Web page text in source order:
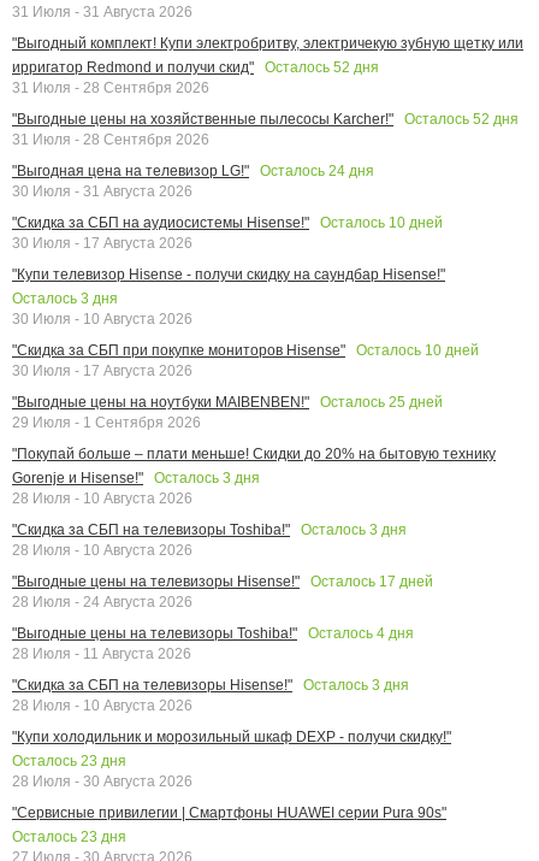
31 Июля - 31 Августа 2026
"Выгодный комплект! Купи электробритву, электричекую зубную щетку или
ирригатор Redmond и получи скид"
Осталось 52 дня
31 Июля - 28 Сентября 2026
"Выгодные цены на хозяйственные пылесосы Karcher!"
Осталось 52 дня
31 Июля - 28 Сентября 2026
"Выгодная цена на телевизор LG!"
Осталось 24 дня
30 Июля - 31 Августа 2026
"Скидка за СБП на аудиосистемы Hisense!"
Осталось 10 дней
30 Июля - 17 Августа 2026
"Купи телевизор Hisense - получи скидку на саундбар Hisense!"
Осталось 3 дня
30 Июля - 10 Августа 2026
"Скидка за СБП при покупке мониторов Hisense"
Осталось 10 дней
30 Июля - 17 Августа 2026
"Выгодные цены на ноутбуки MAIBENBEN!"
Осталось 25 дней
29 Июля - 1 Сентября 2026
"Покупай больше – плати меньше! Скидки до 20% на бытовую технику
Gorenje и Hisense!"
Осталось 3 дня
28 Июля - 10 Августа 2026
"Скидка за СБП на телевизоры Toshiba!"
Осталось 3 дня
28 Июля - 10 Августа 2026
"Выгодные цены на телевизоры Hisense!"
Осталось 17 дней
28 Июля - 24 Августа 2026
"Выгодные цены на телевизоры Toshiba!"
Осталось 4 дня
28 Июля - 11 Августа 2026
"Скидка за СБП на телевизоры Hisense!"
Осталось 3 дня
28 Июля - 10 Августа 2026
"Купи холодильник и морозильный шкаф DEXP - получи скидку!"
Осталось 23 дня
28 Июля - 30 Августа 2026
"Сервисные привилегии | Смартфоны HUAWEI серии Pura 90s"
Осталось 23 дня
27 Июля - 30 Августа 2026